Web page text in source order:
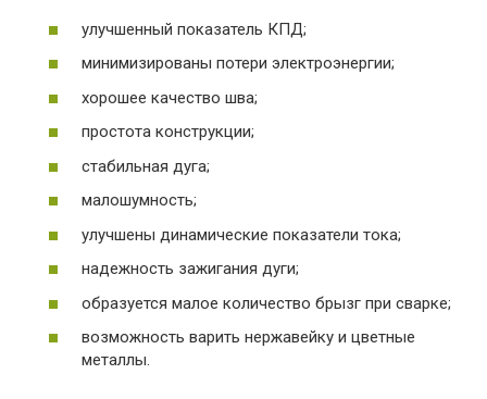
улучшенный показатель КПД;
минимизированы потери электроэнергии;
хорошее качество шва;
простота конструкции;
стабильная дуга;
малошумность;
улучшены динамические показатели тока;
надежность зажигания дуги;
образуется малое количество брызг при сварке;
возможность варить нержавейку и цветные
металлы.